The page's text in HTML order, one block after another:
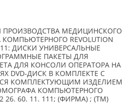
МЕДИЦИНСКОГО
REVOLUTION
ДИСКИ УНИВЕРСАЛЬНЫЕ
ПАКЕТЫ ДЛЯ
ДЛЯ КОНСОЛИ ОПЕРАТОРА НА
DVD-ДИСК В КОМПЛЕКТЕ С
КОМПЛЕКТУЮЩИМ ИЗДЕЛИЕМ
КОМПЬЮТЕРНОГО
26. 60. 11. 111; (ФИРМА) ; (TM)